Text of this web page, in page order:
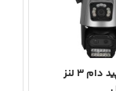
دوربین اسپید دام ۳ لنز